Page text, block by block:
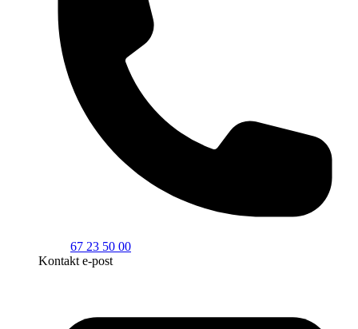
67 23 50 00
Kontakt e-post